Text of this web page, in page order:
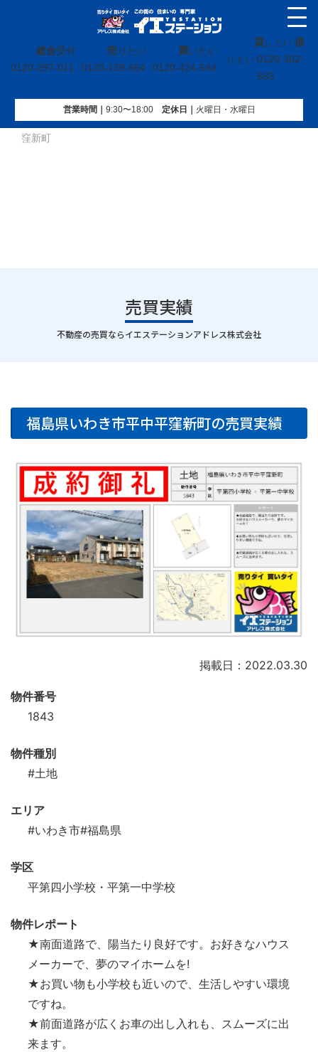
総合受付
0120-297-011
売りたい
0120-139-664
買いたい
0120-424-544
貸し たい 借
り たい 0120-302-
563
営業時間｜ 9:30〜18:00定休⽇｜ 火曜⽇・水曜⽇
イエステーション»売買実績»土地»福島県いわき市平中平
窪新町
売買実績
｜
不動産の売買ならイエステーションアドレス株式会社
福島県いわき市平中平窪新町の売買実績
掲載日：2022.03.30
物件番号
1843
物件種別
#土地
エリア
#いわき市#福島県
学区
平第四小学校・平第一中学校
物件レポート
★南面道路で、陽当たり良好です。お好きなハウス
メーカーで、夢のマイホームを!
★お買い物も小学校も近いので、生活しやすい環境
ですね。
★前面道路が広くお車の出し入れも、スムーズに出
来ます。